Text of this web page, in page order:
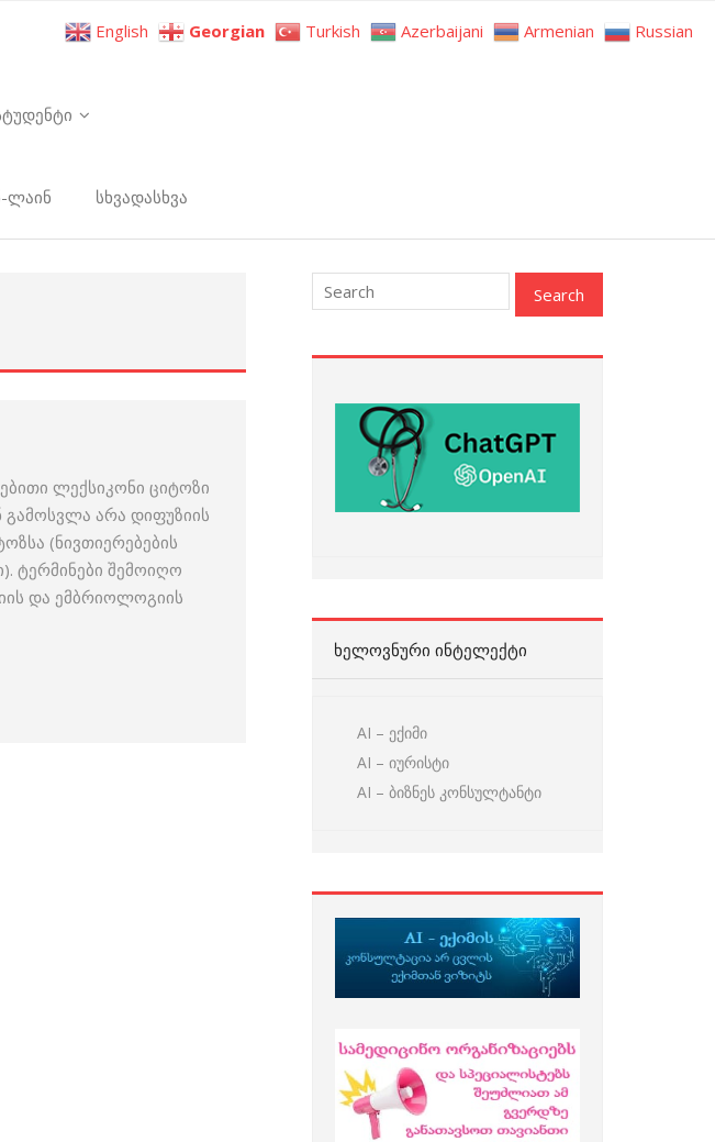
ლაინ სხვადასხვა
ლექსიკონი ციტოზი
გამოსვლა არა დიფუზიის
(ნივთიერებების
ტერმინები შემოიღო
და ემბრიოლოგიის
ᲮᲔᲚᲝᲕᲜᲣᲠᲘ ᲘᲜᲢᲔᲚᲔᲥᲢᲘ
AI – ექიმი
AI – იურისტი
AI – ბიზნეს კონსულტანტი
English Georgian Turkish Azerbaijani Armenian Russian